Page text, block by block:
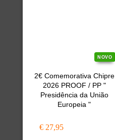
NOVO
2€ Comemorativa Chipre
2026 PROOF / PP "
Presidência da União
Europeia "
€ 27,95